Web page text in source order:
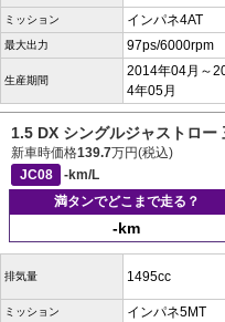
ミッション インパネ4AT
最大出力 97ps/6000rpm
生産期間
2014年04月～
4年05月
1.5 DX シングルジャストロー
新車時価格139.7万円(税込)
JC08
-km/L
満タンでどこまで走る？
-km
排気量 1495cc
ミッション インパネ5MT